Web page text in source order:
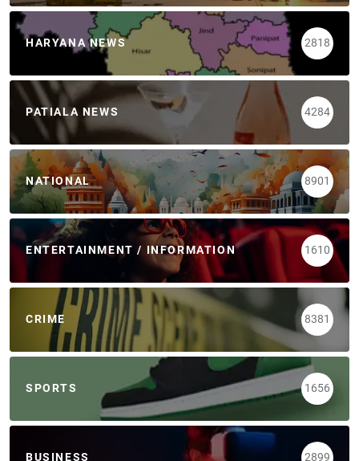
HARYANA NEWS 2818
PATIALA NEWS 4284
NATIONAL 8901
ENTERTAINMENT / INFORMATION 1610
CRIME 8381
SPORTS 1656
BUSINESS 2899